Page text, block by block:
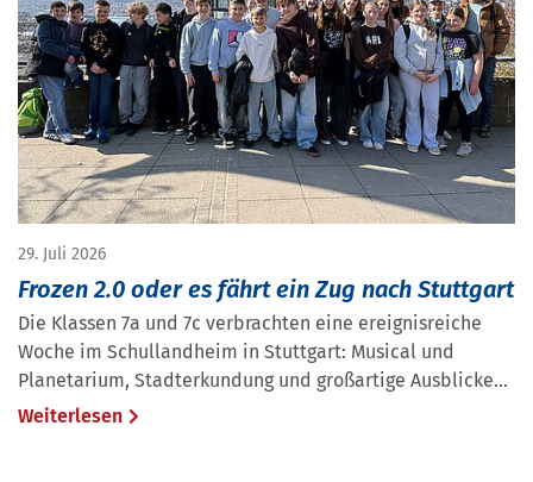
29. Juli 2026
Frozen 2.0 oder es fährt ein Zug nach Stuttgart
Die Klassen 7a und 7c verbrachten eine ereignisreiche
Woche im Schullandheim in Stuttgart: Musical und
Planetarium, Stadterkundung und großartige Ausblicke...
Weiterlesen